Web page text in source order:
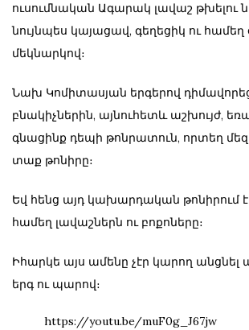
ուսումնական Ագարակ լավաշ
նույնպես կայացավ, գեղեցիկ ու
մեկնարկով։
Նախ Կոմիտասյան երգերով
բնակիչներին, այնուհետև աշխույժ,
գնացինք դեպի թոնրատուն, որտեղ
տաք թոնիրը։
Եվ հենց այդ կախարդական թոնիրում
համեղ լավաշներն ու բոքոները։
Իհարկե այս ամենը չէր կարող
երգ ու պարով։
https://youtu.be/muF0g_J67jw